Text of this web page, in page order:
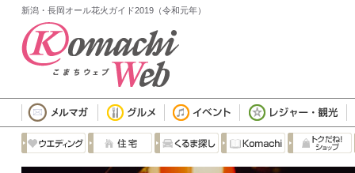
新潟・長岡オール花火ガイド2019（令和元年）